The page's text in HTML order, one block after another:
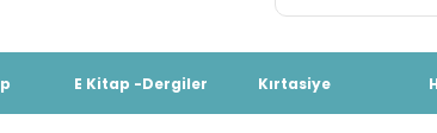
E Kitap -Dergiler Kırtasiye